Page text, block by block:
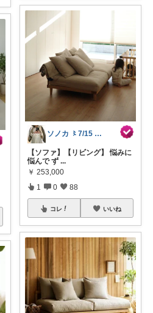
ソノカ 〻7/15 ソノカバン2
【ソファ】【リビング】 悩みに
悩んで ず ...
￥ 253,000
1 0 88
コレ いいね